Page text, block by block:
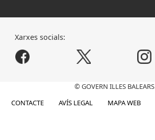
Xarxes socials:
© GOVERN ILLES BALEARS
CONTACTE
AVÍS LEGAL MAPA WEB